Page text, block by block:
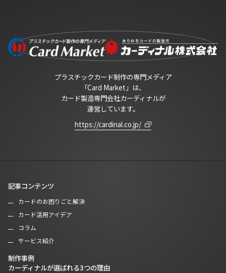
プラスチックカード制作の専門メディア
「Card Market」は、
カード製造専門会社カーディナルが
運営しています。
https://cardinal.co.jp/
記事コンテンツ
カードのお困りごと解決
カード活用アイデア
コラム
サービス紹介
制作事例
カーディナルが選ばれる3つの理由